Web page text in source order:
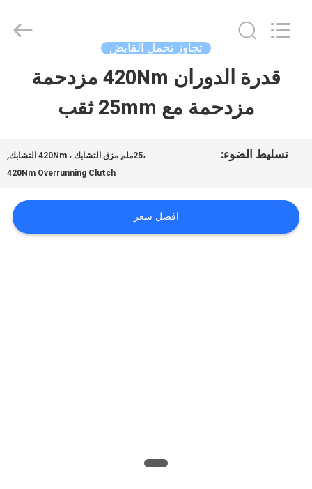
الصفحة
الرئيسية
منتجات
معلومات
عنا
Xianyang
Chaoyue
تجاوز تحمل القابض
قدرة الدوران 420Nm مزدحمة
مزدحمة مع 25mm ثقب
تسليط الضوء: ،25ملم مزق التشابك ، 420Nm التشابك ,
420Nm Overrunning Clutch
افضل سعر